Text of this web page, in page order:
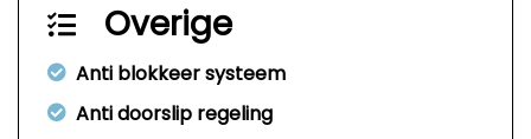
Overige
Anti blokkeer systeem
Anti doorslip regeling